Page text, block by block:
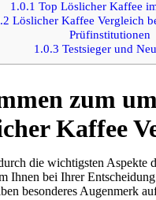
1.0.1 Top Löslicher Kaffee
Löslicher Kaffee Vergleich
Prüfinstitutionen
1.0.3 Testsieger und
zum
Kaffee
die wichtigsten Aspekte
Ihnen bei Ihrer
besonderes Augenmerk